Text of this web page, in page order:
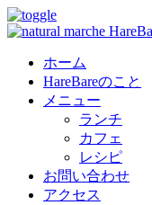
ホーム
HareBareのこと
メニュー
ランチ
カフェ
レシピ
お問い合わせ
アクセス